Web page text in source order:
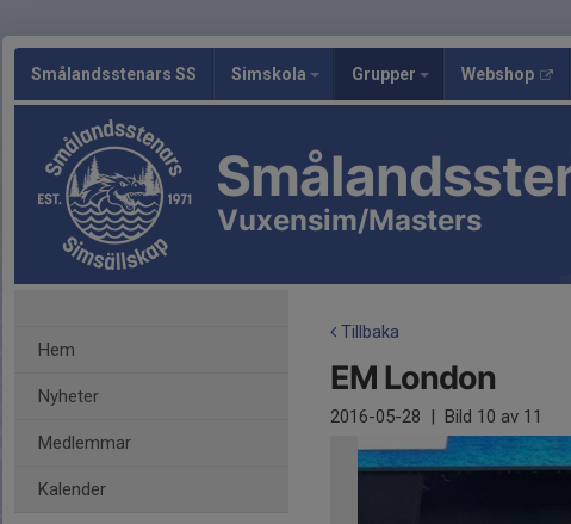
Smålandsstenars SS Simskola Grupper Webshop
Vuxensim/Masters
Hem
Nyheter
Medlemmar
Kalender
Tillbaka
EM London
2016-05-28 | Bild 10 av 11